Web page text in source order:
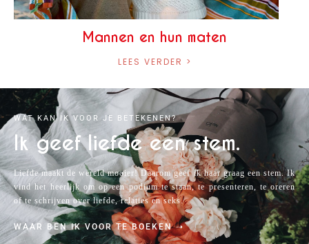
Mannen en hun maten
LEES VERDER >
WAT KAN IK VOOR JE BETEKENEN?
Ik geef liefde een stem.
Liefde maakt de wereld mooier! Daarom geef ik haar graag een stem. Ik
vind het heerlijk om op een podium te staan, te presenteren, te oreren
of te schrijven over liefde, relaties en seks.
WAAR BEN IK VOOR TE BOEKEN ➝